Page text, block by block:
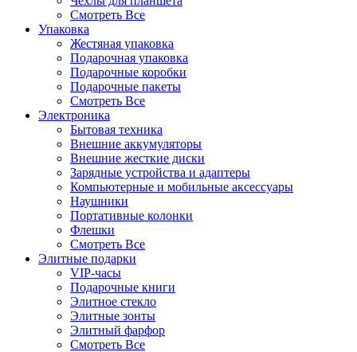
Смотреть Все
Упаковка
Жестяная упаковка
Подарочная упаковка
Подарочные коробки
Подарочные пакеты
Смотреть Все
Электроника
Бытовая техника
Внешние аккумуляторы
Внешние жесткие диски
Зарядные устройства и адаптеры
Компьютерные и мобильные аксессуары
Наушники
Портативные колонки
Флешки
Смотреть Все
Элитные подарки
VIP-часы
Подарочные книги
Элитное стекло
Элитные зонты
Элитный фарфор
Смотреть Все